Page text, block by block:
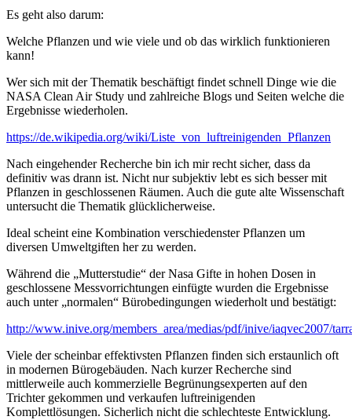
Es geht also darum:
Welche Pflanzen und wie viele und ob das wirklich funktionieren
kann!
Wer sich mit der Thematik beschäftigt findet schnell Dinge wie die
NASA Clean Air Study und zahlreiche Blogs und Seiten welche die
Ergebnisse wiederholen.
https://de.wikipedia.org/wiki/Liste_von_luftreinigenden_Pflanzen
Nach eingehender Recherche bin ich mir recht sicher, dass da
definitiv was drann ist. Nicht nur subjektiv lebt es sich besser mit
Pflanzen in geschlossenen Räumen. Auch die gute alte Wissenschaft
untersucht die Thematik glücklicherweise.
Ideal scheint eine Kombination verschiedenster Pflanzen um
diversen Umweltgiften her zu werden.
Während die „Mutterstudie“ der Nasa Gifte in hohen Dosen in
geschlossene Messvorrichtungen einfügte wurden die Ergebnisse
auch unter „normalen“ Bürobedingungen wiederholt und bestätigt:
http://www.inive.org/members_area/medias/pdf/inive/iaqvec2007/
Viele der scheinbar effektivsten Pflanzen finden sich erstaunlich oft
in modernen Bürogebäuden. Nach kurzer Recherche sind
mittlerweile auch kommerzielle Begrünungsexperten auf den
Trichter gekommen und verkaufen luftreinigenden
Komplettlösungen. Sicherlich nicht die schlechteste Entwicklung.